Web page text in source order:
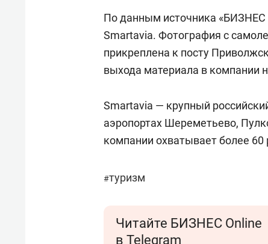
По данным источника «БИЗНЕС
Smartavia. Фотография с
прикреплена к посту
выхода материала в компании
Smartavia — крупный
аэропортах Шереметьево,
компании охватывает более
#туризм
Читайте БИЗНЕС Online
в Telegram